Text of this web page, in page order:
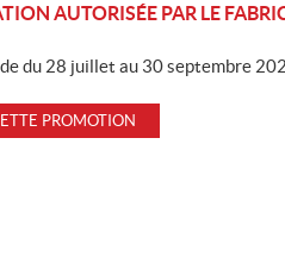
AUTORISÉE PAR LE
du 28 juillet au 30 septembre
PROMOTION